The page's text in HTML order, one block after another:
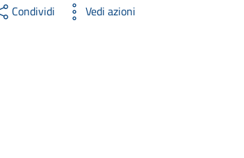
Condividi Vedi azioni